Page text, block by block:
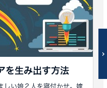
を生み出す方法
しい娘２人を寝付かせ。嫁